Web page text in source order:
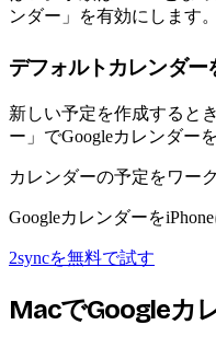
ンダー」を有効にします
デフォルトカレンダー
新しい予定を作成すると
ー」でGoogleカレンダー
カレンダーの予定をワー
Googleカレンダーを
2syncを無料で試す
MacでGoogleカ